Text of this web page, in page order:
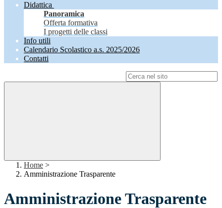
Didattica
Panoramica
Offerta formativa
I progetti delle classi
Info utili
Calendario Scolastico a.s. 2025/2026
Contatti
Home >
Amministrazione Trasparente
Amministrazione Trasparente